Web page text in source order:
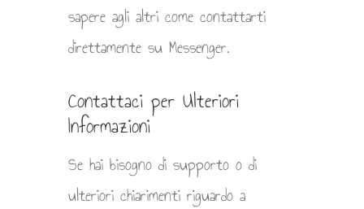
sapere agli altri come contattarti
direttamente su Messenger.
Contattaci per Ulteriori
Informazioni
Se hai bisogno di supporto o di
ulteriori chiarimenti riguardo a